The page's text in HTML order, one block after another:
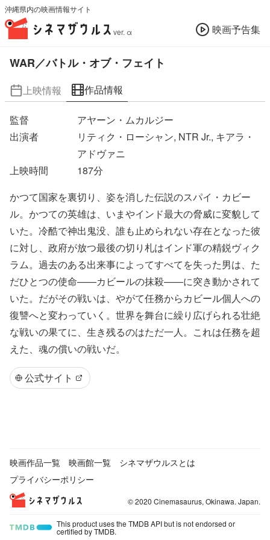
沖縄県内の映画情報サイト
ver. α 映画予告集
WAR／バトル・オブ・フェイト
上映情報 作品情報
監督
アヤーン・ムカルジー
出演者
リティク・ローシャン, NTR Jr., キアラ・
アドヴァニ
上映時間
187分
かつて国家を裏切り、姿を消した伝説のスパイ・カビー
ル。かつての英雄は、いまやインド最大の脅威に変貌して
いた。冷酷で神出鬼没、誰も止められない存在となった彼
に対し、政府が放つ最後の切り札はインド軍の精鋭ヴィク
ラム。過去のある出来事によってすべてを失った男は、た
だひとつの使命——カビールの抹殺——に突き動かされて
いた。だがその戦いは、やがて任務からカビール個人への
復讐へと変わっていく。世界を舞台に繰り広げられる壮絶
な戦いの果てに、生き残るのはただ一人。これは任務を超
えた、魂の償いの戦いだ。
公式サイト
映画作品一覧 映画館一覧
シネマザウルスとは
プライバシーポリシー
© 2020 Cinemasaurus, Okinawa. Japan.
This product uses the TMDB API but is not endorsed or
certified by TMDB.